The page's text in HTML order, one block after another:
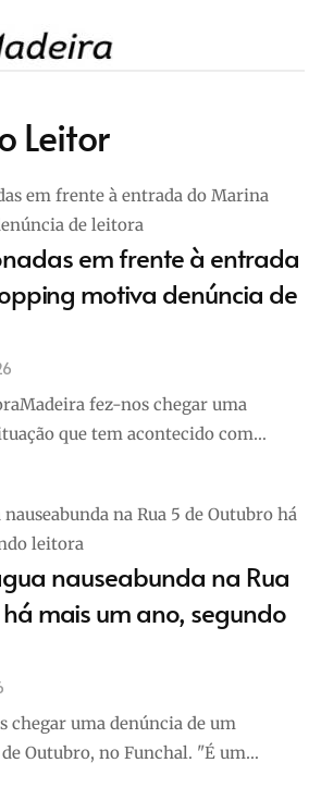
Leitor
em frente à entrada
motiva denúncia de
fez-nos chegar uma
que tem acontecido com…
nauseabunda na Rua
mais um ano, segundo
chegar uma denúncia de um
Outubro, no Funchal. "É um…